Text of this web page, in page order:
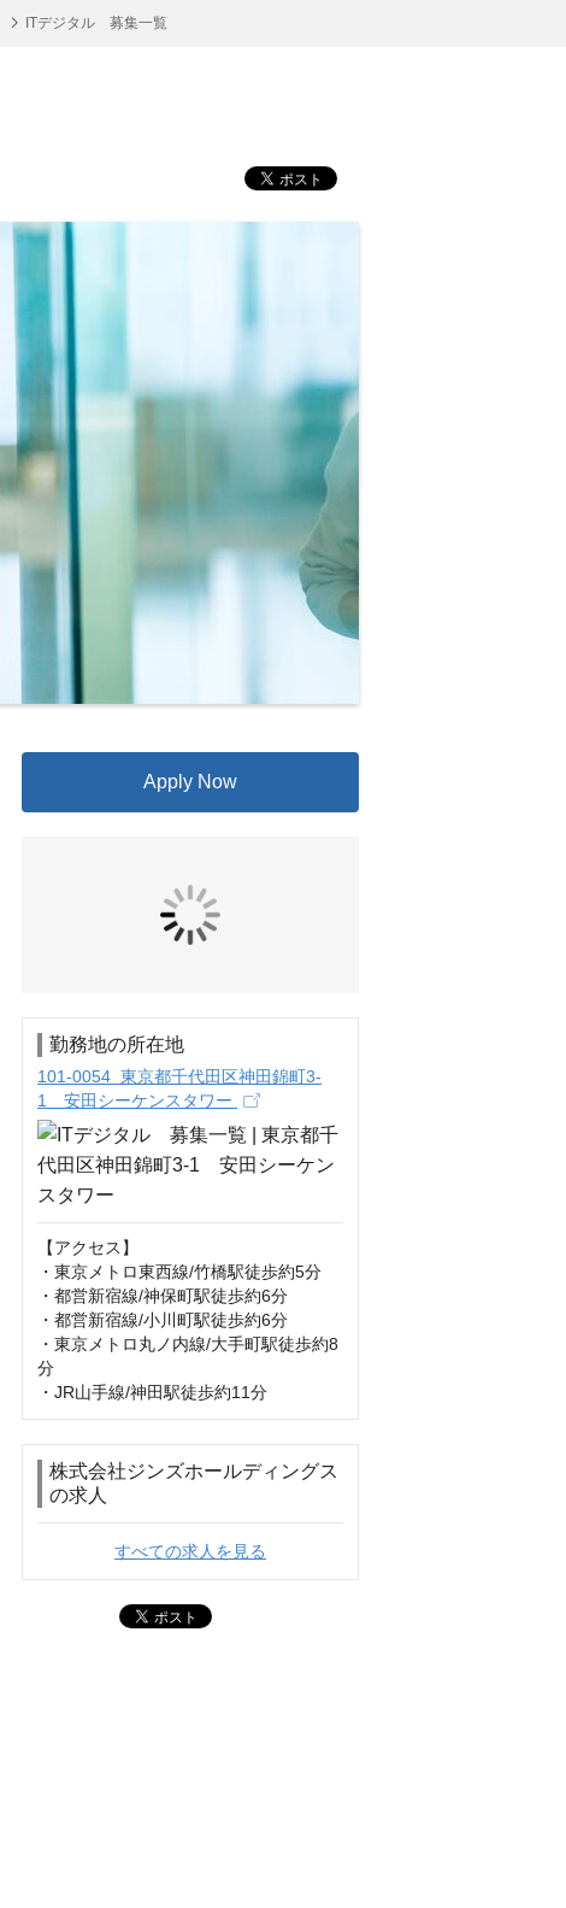
ITデジタル 募集一覧
Apply Now
勤務地の所在地
101-0054 東京都千代田区神田錦町3-
1 安田シーケンスタワー
【アクセス】
・東京メトロ東西線/竹橋駅徒歩約5分
・都営新宿線/神保町駅徒歩約6分
・都営新宿線/小川町駅徒歩約6分
・東京メトロ丸ノ内線/大手町駅徒歩約8
分
・JR山手線/神田駅徒歩約11分
株式会社ジンズホールディングス
の求人
すべての求人を見る